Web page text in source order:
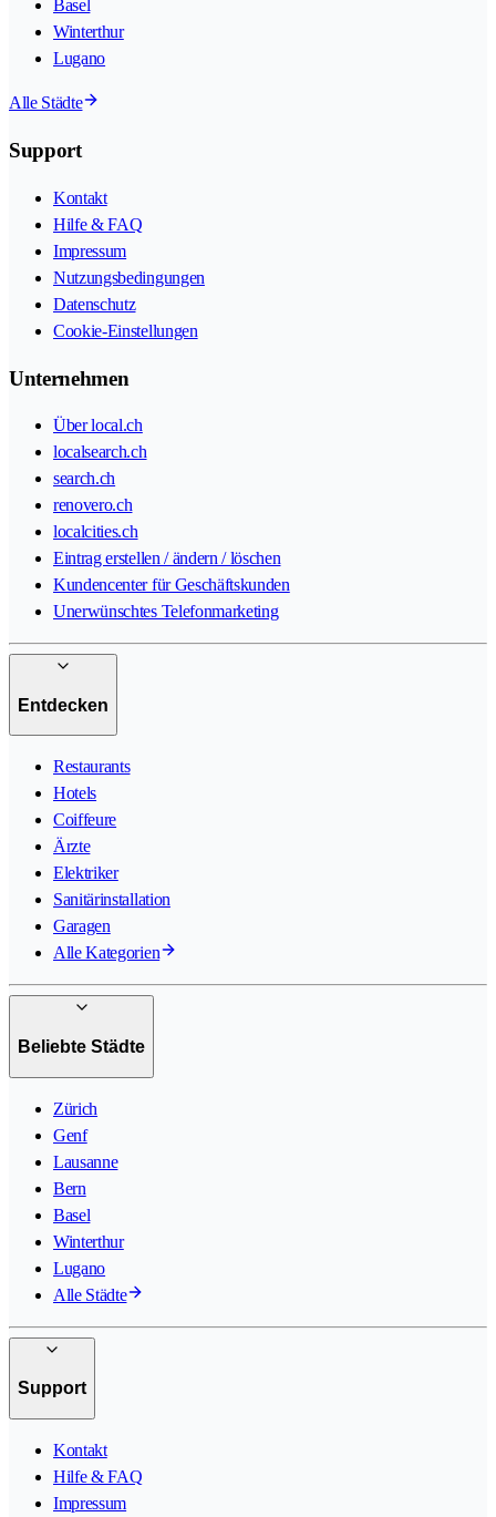
Basel
Winterthur
Lugano
Alle Städte
Support
Kontakt
Hilfe & FAQ
Impressum
Nutzungsbedingungen
Datenschutz
Cookie-Einstellungen
Unternehmen
Über local.ch
localsearch.ch
search.ch
renovero.ch
localcities.ch
Eintrag erstellen / ändern / löschen
Kundencenter für Geschäftskunden
Unerwünschtes Telefonmarketing
Entdecken
Restaurants
Hotels
Coiffeure
Ärzte
Elektriker
Sanitärinstallation
Garagen
Alle Kategorien
Beliebte Städte
Zürich
Genf
Lausanne
Bern
Basel
Winterthur
Lugano
Alle Städte
Support
Kontakt
Hilfe & FAQ
Impressum